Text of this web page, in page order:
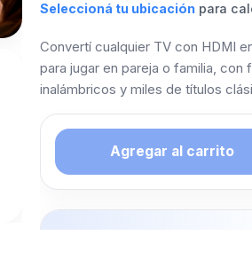
Seleccioná tu ubicación para
Convertí cualquier TV con HDMI
para jugar en pareja o familia,
inalámbricos y miles de títulos
Agregar al carrito